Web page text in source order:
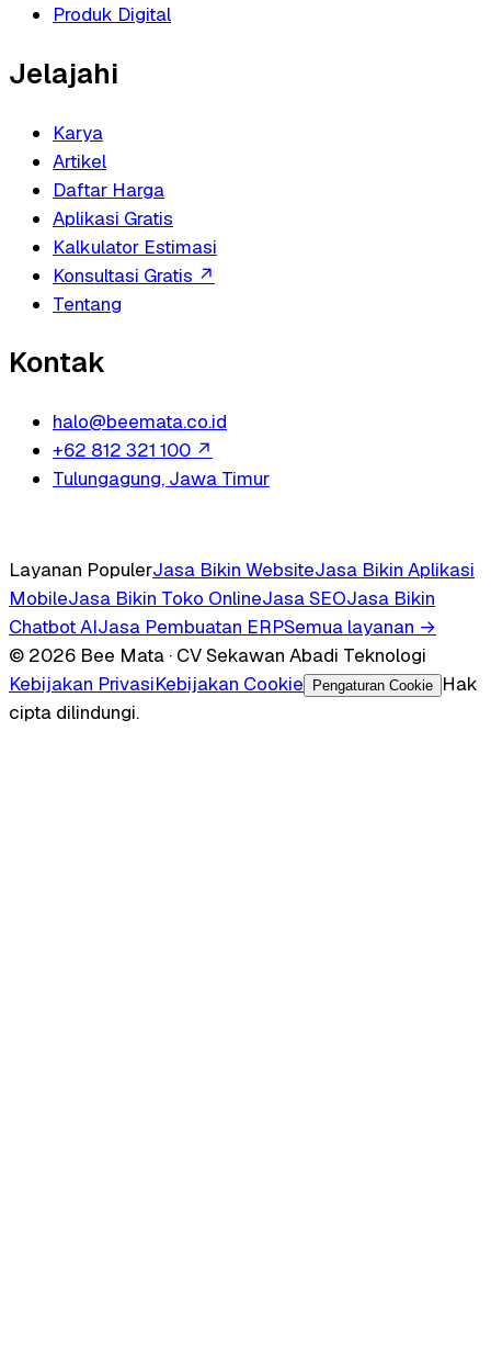
Produk Digital
Jelajahi
Karya
Artikel
Daftar Harga
Aplikasi Gratis
Kalkulator Estimasi
Konsultasi Gratis ↗
Tentang
Kontak
halo@beemata.co.id
+62 812 321 100 ↗
Tulungagung, Jawa Timur
Layanan PopulerJasa Bikin WebsiteJasa Bikin Aplikasi
MobileJasa Bikin Toko OnlineJasa SEOJasa Bikin
Chatbot AIJasa Pembuatan ERPSemua layanan →
© 2026 Bee Mata · CV Sekawan Abadi Teknologi
Kebijakan PrivasiKebijakan Cookie Pengaturan Cookie
Hak
cipta dilindungi.